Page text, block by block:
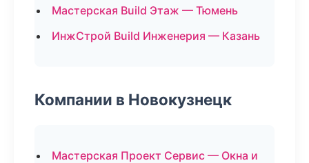
Мастерская Build Этаж — Тюмень
ИнжСтрой Build Инженерия — Казань
Компании в Новокузнецк
Мастерская Проект Сервис — Окна и